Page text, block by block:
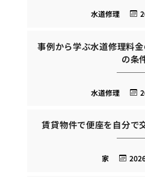
水道修理
事例から学ぶ水道修理料
の条
水道修理
賃貸物件で便座を自分で
家